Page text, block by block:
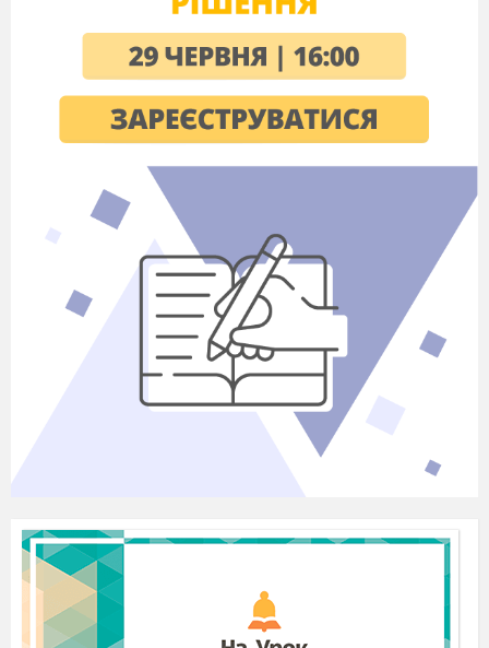
III. Удосконалення знань і вмінь
Часто в житті доводиться користуватися
поняттям відсотка: в банківських розрахунках,
в статистиці, у магазині і, навіть, в кулінарії.
Розглянемо задачі на знаходження відсотків від
Задача 1